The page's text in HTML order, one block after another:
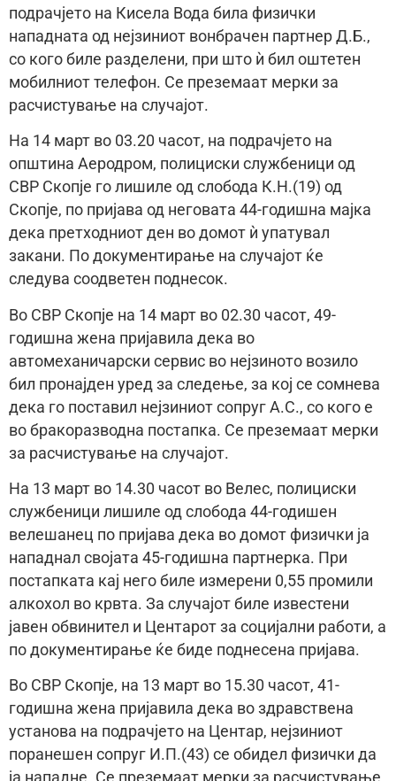
подрачјето на Кисела Вода била физички
нападната од нејзиниот вонбрачен партнер Д.Б.,
со кого биле разделени, при што ѝ бил оштетен
мобилниот телефон. Се преземаат мерки за
расчистување на случајот.
На 14 март во 03.20 часот, на подрачјето на
општина Аеродром, полициски службеници од
СВР Скопје го лишиле од слобода К.Н.(19) од
Скопје, по пријава од неговата 44-годишна мајка
дека претходниот ден во домот ѝ упатувал
закани. По документирање на случајот ќе
следува соодветен поднесок.
Во СВР Скопје на 14 март во 02.30 часот, 49-
годишна жена пријавила дека во
автомеханичарски сервис во нејзиното возило
бил пронајден уред за следење, за кој се сомнева
дека го поставил нејзиниот сопруг А.С., со кого е
во бракоразводна постапка. Се преземаат мерки
за расчистување на случајот.
На 13 март во 14.30 часот во Велес, полициски
службеници лишиле од слобода 44-годишен
велешанец по пријава дека во домот физички ја
нападнал својата 45-годишна партнерка. При
постапката кај него биле измерени 0,55 промили
алкохол во крвта. За случајот биле известени
јавен обвинител и Центарот за социјални работи, а
по документирање ќе биде поднесена пријава.
Во СВР Скопје, на 13 март во 15.30 часот, 41-
годишна жена пријавила дека во здравствена
установа на подрачјето на Центар, нејзиниот
поранешен сопруг И.П.(43) се обидел физички да